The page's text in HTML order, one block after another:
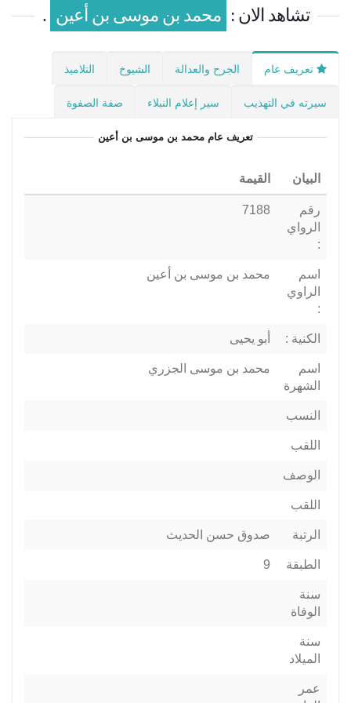
تشاهد الان : محمد بن موسى بن أعين .
تعريف عام الجرح والعدالة الشيوخ التلاميذ
سيرته في التهذيب سير إعلام النبلاء صفة الصفوة
تعريف عام محمد بن موسى بن أعين
البيان القيمة
رقم
الرواي
:
7188
اسم
الراوي
:
محمد بن موسى بن أعين
الكنية : أبو يحيى
اسم
الشهرة
محمد بن موسى الجزري
النسب
اللقب
الوصف
اللقب
الرتبة صدوق حسن الحديث
الطبقة 9
سنة
الوفاة
سنة
الميلاد
عمر